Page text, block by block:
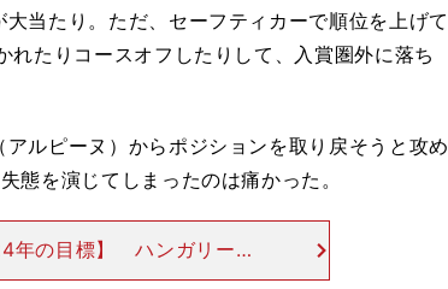
当たり。ただ、セーフティカーで順位を上げて
たりコースオフしたりして、入賞圏外に落ち
ルピーヌ）からポジションを取り戻そうと攻め
態を演じてしまったのは痛かった。
年の目標】 ハンガリーG
ほんのわずかなコースの